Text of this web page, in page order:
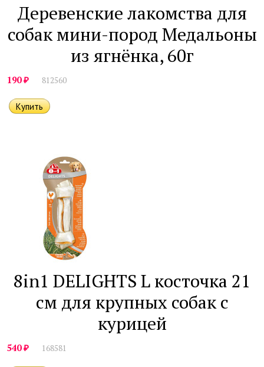
Деревенские лакомства для
собак мини-пород Медальоны
из ягнёнка, 60г
190₽ 812560
8in1 DELIGHTS L косточка 21
см для крупных собак с
курицей
540₽ 168581